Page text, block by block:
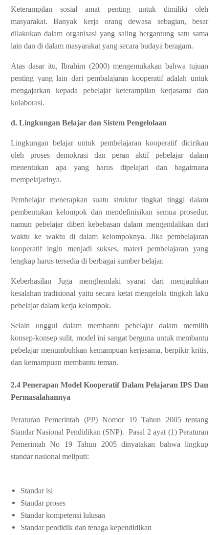
Keterampilan sosial amat penting untuk dimiliki oleh
masyarakat. Banyak kerja orang dewasa sebagian, besar
dilakukan dalam organisasi yang saling bergantung satu sama
lain dan di dalam masyarakat yang secara budaya beragam.
Atas dasar itu, Ibrahim (2000) mengemukakan bahwa tujuan
penting yang lain dari pembalajaran kooperatif adalah untuk
mengajarkan kepada pebelajar keterampilan kerjasama dan
kolaborasi.
d. Lingkungan Belajar dan Sistem Pengelolaan
Lingkungan belajar untuk pembelajaran kooperatif dicirikan
oleh proses demokrasi dan peran aktif pebelajar dalam
menentukan apa yang harus dipelajari dan bagairnana
mempelajarinya.
Pembelajar menerapkan suatu struktur tingkat tinggi dalam
pembentukan kelompok dan mendefinisikan semua prosedur,
namun pebelajar diberi kebebasan dalam mengendalikan dari
waktu ke waktu di dalam kelompoknya. Jika pembelajaran
kooperatif ingin menjadi sukses, materi pembelajaran yang
lengkap harus tersedia di berbagai sumber belajar.
Keberhasilan Juga menghendaki syarat dari menjauhkan
kesalahan tradisional yaitu secara ketat mengelola tingkah laku
pebelajar dalam kerja kelompok.
Selain unggul dalam membantu pebelajar dalam memilih
konsep-konsep sulit, model ini sangat berguna untuk membantu
pebelajar menumbuhkan kemampuan kerjasama, berpikir kritis,
dan kemampuan membantu teman.
2.4 Penerapan Model Kooperatif Dalam Pelajaran IPS Dan
Permasalahannya
Peraturan Pemerintah (PP) Nomor 19 Tahun 2005 tentang
Standar Nasional Pendidikan (SNP). Pasal 2 ayat (1) Peraturan
Pemerintah No 19 Tahun 2005 dinyatakan bahwa lingkup
standar nasional meliputi:
Standar isi
Standar proses
Standar kompetensi lulusan
Standar pendidik dan tenaga kependidikan